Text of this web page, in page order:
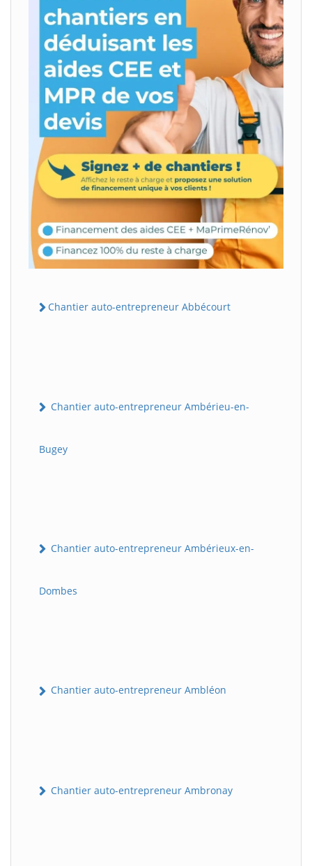
Chantier auto-entrepreneur Abbécourt
Chantier auto-entrepreneur Ambérieu-en-
Bugey
Chantier auto-entrepreneur Ambérieux-en-
Dombes
Chantier auto-entrepreneur Ambléon
Chantier auto-entrepreneur Ambronay